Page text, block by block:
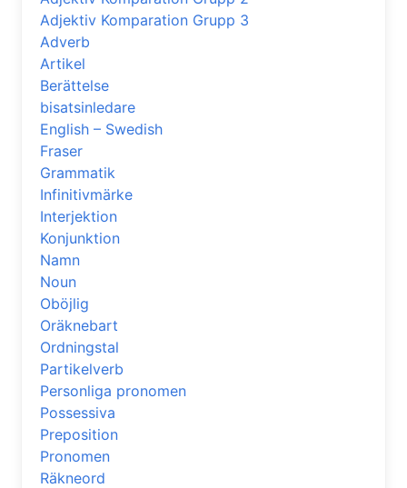
Adjektiv Komparation Grupp 3
Adverb
Artikel
Berättelse
bisatsinledare
English – Swedish
Fraser
Grammatik
Infinitivmärke
Interjektion
Konjunktion
Namn
Noun
Oböjlig
Oräknebart
Ordningstal
Partikelverb
Personliga pronomen
Possessiva
Preposition
Pronomen
Räkneord